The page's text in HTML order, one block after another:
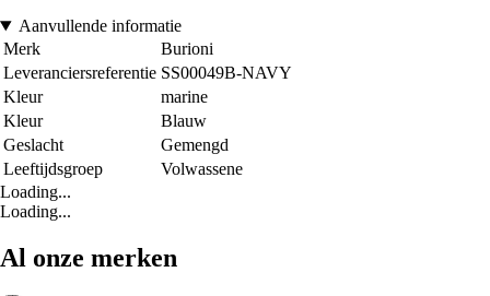
Aanvullende informatie
Merk
Burioni
Leveranciersreferentie SS00049B-NAVY
Kleur
marine
Kleur
Blauw
Geslacht
Gemengd
Leeftijdsgroep
Volwassene
Loading...
Loading...
Al onze merken